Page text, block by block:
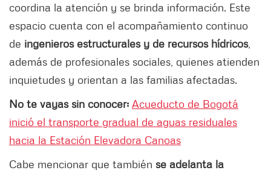
coordina la atención y se brinda información. Este
espacio cuenta con el acompañamiento continuo
de ingenieros estructurales y de recursos hídricos,
además de profesionales sociales, quienes atienden
inquietudes y orientan a las familias afectadas.
No te vayas sin conocer: Acueducto de Bogotá
inició el transporte gradual de aguas residuales
hacia la Estación Elevadora Canoas
Cabe mencionar que también se adelanta la